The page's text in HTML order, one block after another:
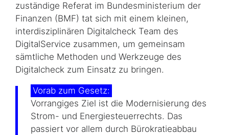
zustän­dige Referat im Bundesministerium der
Finanzen (BMF) tat sich mit einem kleinen,
interdisziplinären Digitalcheck Team des
DigitalService zusammen, um gemeinsam
sämtliche Methoden und Werkzeuge des
Digitalcheck zum Einsatz zu bringen.
Vorab zum Gesetz:
Vorrangiges Ziel ist die Modernisierung des
Strom- und Ener­gie­steuerrechts. Das
passiert vor allem durch Bürokra­tie­abbau